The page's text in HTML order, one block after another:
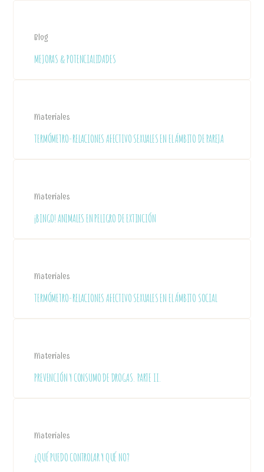
Blog
MEJORAS & POTENCIALIDADES
Materiales
TERMÓMETRO-RELACIONES AFECTIVO SEXUALES EN EL ÁMBITO DE PAREJA
Materiales
¡BINGO! ANIMALES EN PELIGRO DE EXTINCIÓN
Materiales
TERMÓMETRO-RELACIONES AFECTIVO SEXUALES EN EL ÁMBITO SOCIAL
Materiales
PREVENCIÓN Y CONSUMO DE DROGAS. PARTE II.
Materiales
¿QUÉ PUEDO CONTROLAR Y QUÉ NO?